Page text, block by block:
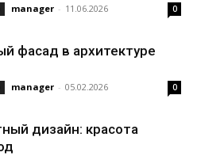
manager - 11.06.2026 0
фасад в архитектуре
manager - 05.02.2026 0
дизайн: красота